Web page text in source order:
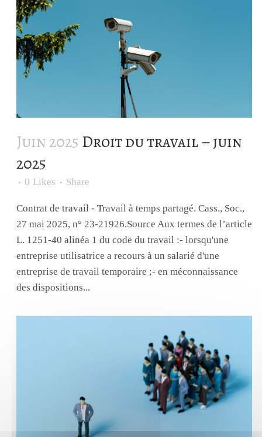
Juin 2025 Droit du travail – juin
2025
0 Likes Share
Contrat de travail - Travail à temps partagé. Cass., Soc.,
27 mai 2025, n° 23-21926.Source Aux termes de l’article
L. 1251-40 alinéa 1 du code du travail :- lorsqu'une
entreprise utilisatrice a recours à un salarié d'une
entreprise de travail temporaire ;- en méconnaissance
des dispositions...